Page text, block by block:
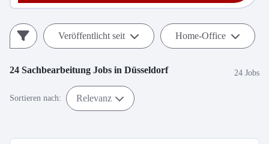
Veröffentlicht seit Home-Office
24 Sachbearbeitung Jobs in Düsseldorf 24 Jobs
Sortieren nach: Relevanz